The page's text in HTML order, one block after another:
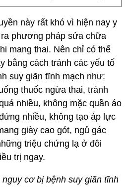
này rất khó vì hiện nay y
phương pháp sửa chữa
mang thai. Nên chỉ có thể
bằng cách tránh các yếu tố
suy giãn tĩnh mạch như:
thuốc ngừa thai, tránh
nhiều, không mặc quần áo
nhiều, không tạo áp lực
giày cao gót, ngủ gác
triệu chứng lạ ở đôi
trị ngay.
cơ bị bệnh suy giãn tĩnh